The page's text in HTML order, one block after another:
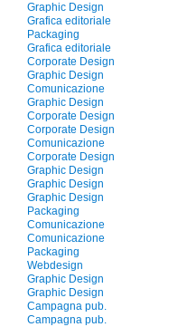
Graphic Design
Grafica editoriale
Packaging
Grafica editoriale
Corporate Design
Graphic Design
Comunicazione
Graphic Design
Corporate Design
Corporate Design
Comunicazione
Corporate Design
Graphic Design
Graphic Design
Graphic Design
Packaging
Comunicazione
Comunicazione
Packaging
Webdesign
Graphic Design
Graphic Design
Campagna pub.
Campagna pub.